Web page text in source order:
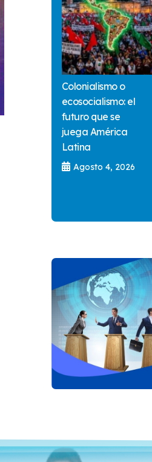
Colonialismo o
ecosocialismo: el
futuro que se
juega América
Latina
Agosto 4, 2026